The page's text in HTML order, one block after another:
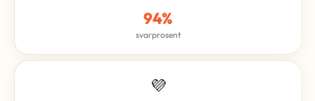
94%
svarprosent
💜